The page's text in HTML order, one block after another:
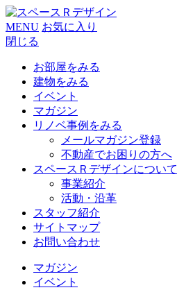
MENU お気に入り
閉じる
お部屋をみる
建物をみる
イベント
マガジン
リノベ事例をみる
メールマガジン登録
不動産でお困りの方へ
スペースＲデザインについて
事業紹介
活動・沿革
スタッフ紹介
サイトマップ
お問い合わせ
マガジン
イベント